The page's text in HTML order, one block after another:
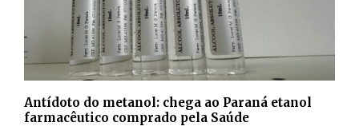
Antídoto do metanol: chega ao Paraná etanol
farmacêutico comprado pela Saúde